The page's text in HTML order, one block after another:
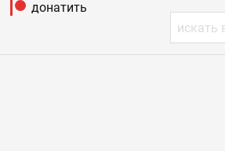
донатить